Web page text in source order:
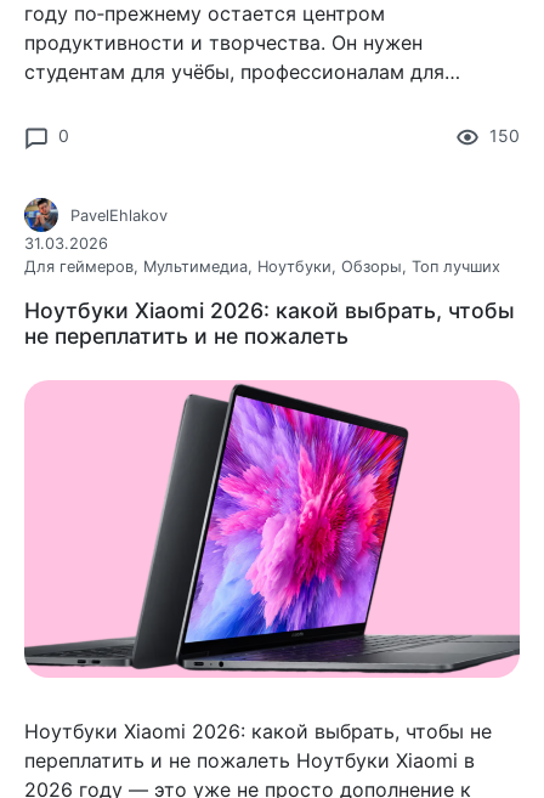
году по‑прежнему остается центром
продуктивности и творчества. Он нужен
студентам для учёбы, профессионалам для
видео, а геймерам для игр.
150
0
PavelEhlakov
31.03.2026
Для геймеров, Мультимедиа, Ноутбуки, Обзоры, Топ лучших
Ноутбуки Xiaomi 2026: какой выбрать, чтобы
не переплатить и не пожалеть
Ноутбуки Xiaomi 2026: какой выбрать, чтобы не
переплатить и не пожалеть Ноутбуки Xiaomi в
2026 году — это уже не просто дополнение к